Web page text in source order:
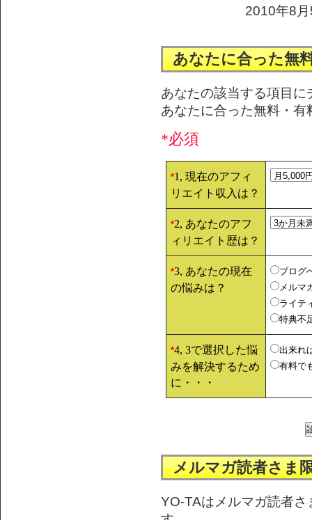
2010年8
あなたに合った無
あなたの該当する項目
あなたに合った無料・
*必須
*1, 現在のアフィ
リエイト収入は？
*2, あなたのアフ
ィリエイト歴は？
*3, あなたの現在
の悩みは？
ブログ
メルマ
ライテ
特典不
*4, 3で選択した悩
みを解決するため
に・・・
出来れ
有料で
メルマガ読者さま
YO-TAはメルマガ読者